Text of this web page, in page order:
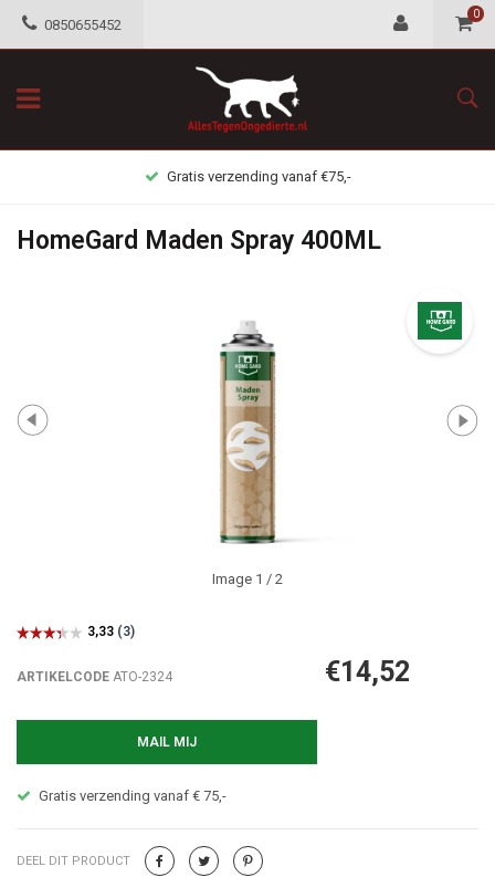
0850655452
0
Gratis retour
HomeGard Maden Spray 400ML
Image 1 / 2
ARTIKELCODE ATO-2324 €14,52
MAIL MIJ
DEEL DIT PRODUCT